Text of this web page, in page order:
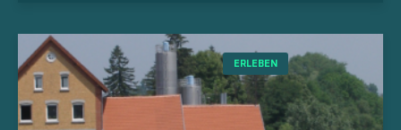
ERLEBEN